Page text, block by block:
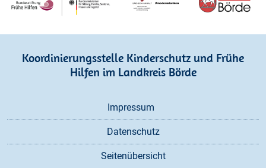
Koordinierungsstelle Kinderschutz und Frühe
Hilfen im Landkreis Börde
Impressum
Datenschutz
Seitenübersicht